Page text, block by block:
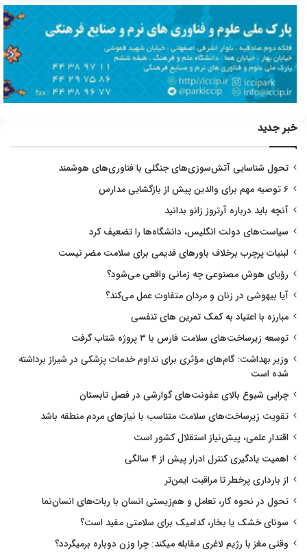
خبر جدید
تحول شناسایی آتش‌سوزی‌های جنگلی با فناوری‌های هوشمند
۶ توصیه مهم برای والدین پیش از بازگشایی مدارس
آنچه باید درباره آرتروز زانو بدانید
سیاست‌های دولت انگلیس، دانشگاه‌ها را تضعیف کرد
لبنیات پرچرب برخلاف باورهای قدیمی برای سلامت مضر نیست
رؤیای هوش مصنوعی چه زمانی واقعی می‌شود؟
آیا بیهوشی در زنان و مردان متفاوت عمل می‌کند؟
مبارزه با اعتیاد به کمک تمرین های تنفسی
توسعه زیرساخت‌های سلامت فارس با ۳ پروژه شتاب گرفت
وزیر بهداشت: گام‌های مؤثری برای تداوم خدمات پزشکی در شیراز برداشته
شده است
چرایی شیوع بالای عفونت‌های گوارشی در فصل تابستان
تقویت زیرساخت‌های سلامت متناسب با نیازهای مردم منطقه باشد
اقتدار علمی، پیش‌نیاز استقلال کشور است
اهمیت یادگیری کنترل ادرار پیش از ۴ سالگی
از بارداری پرخطر تا مراقبت ایمن‌تر
تحول در نحوه کار، تعامل و هم‌زیستی انسان با ربات‌های انسان‌نما
سونای خشک یا بخار، کدامیک برای سلامتی مفید است؟
وقتی مغز با رژیم لاغری مقابله میکند: چرا وزن دوباره برمیگردد؟